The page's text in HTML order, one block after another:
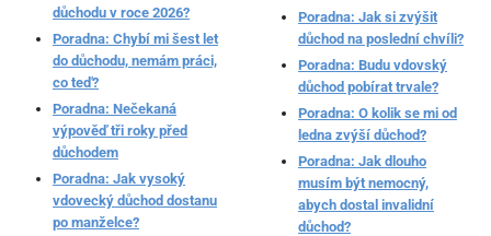
důchodu v roce 2026?
Poradna: Chybí mi šest let
do důchodu, nemám práci,
co teď?
Poradna: Nečekaná
výpověď tři roky před
důchodem
Poradna: Jak vysoký
vdovecký důchod dostanu
po manželce?
Poradna: Jak si zvýšit
důchod na poslední chvíli?
Poradna: Budu vdovský
důchod pobírat trvale?
Poradna: O kolik se mi od
ledna zvýší důchod?
Poradna: Jak dlouho
musím být nemocný,
abych dostal invalidní
důchod?